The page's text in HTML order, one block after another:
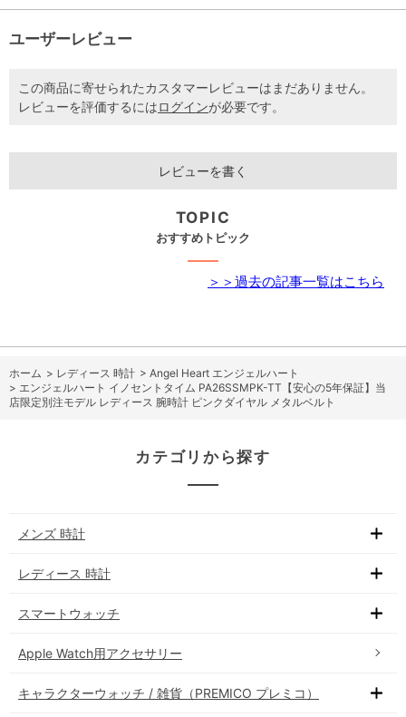
ユーザーレビュー
この商品に寄せられたカスタマーレビューはまだありません。
レビューを評価するにはログインが必要です。
レビューを書く
TOPIC
おすすめトピック
＞＞過去の記事一覧はこちら
ホーム > レディース 時計 > Angel Heart エンジェルハート
> エンジェルハート イノセントタイム PA26SSMPK-TT【安心の5年保証】当
店限定別注モデル レディース 腕時計 ピンクダイヤル メタルベルト
カテゴリから探す
メンズ 時計
レディース 時計
スマートウォッチ
Apple Watch用アクセサリー
キャラクターウォッチ / 雑貨（PREMICO プレミコ）